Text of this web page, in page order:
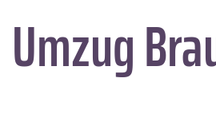
Umzug